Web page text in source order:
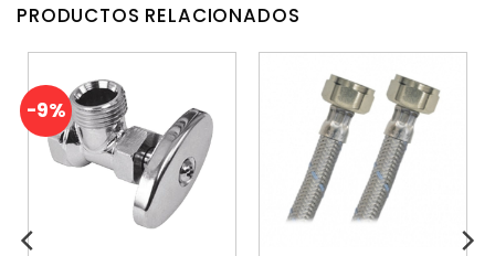
PRODUCTOS RELACIONADOS
-9%